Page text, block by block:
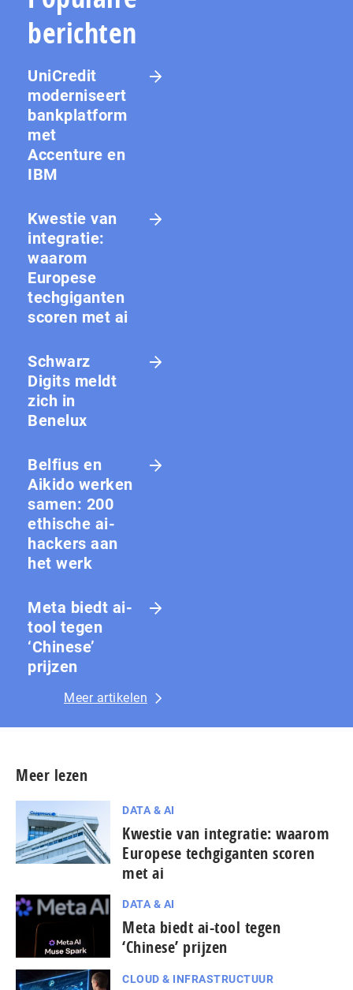
berichten
UniCredit
moderniseert
bankplatform
met
Accenture en
IBM
Kwestie van
integratie:
waarom
Europese
techgiganten
scoren met ai
Schwarz
Digits meldt
zich in
Benelux
Belfius en
Aikido werken
samen: 200
ethische ai-
hackers aan
het werk
Meta biedt ai-
tool tegen
‘Chinese’
prijzen
Meer artikelen
Meer lezen
DATA & AI
Kwestie van integratie: waarom
Europese techgiganten scoren
met ai
DATA & AI
Meta biedt ai-tool tegen
‘Chinese’ prijzen
CLOUD & INFRASTRUCTUUR